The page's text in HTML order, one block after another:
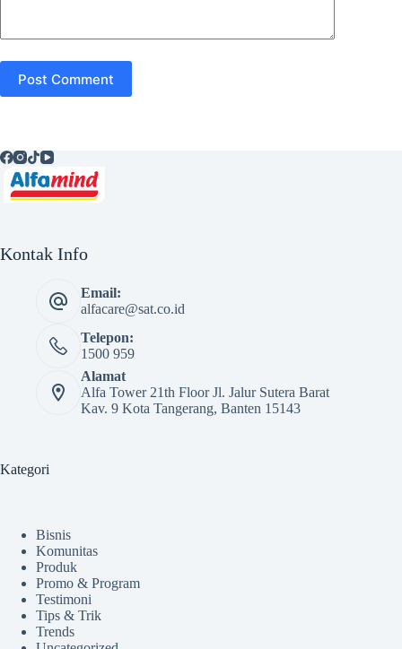
Post Comment
Kontak Info
Email:
alfacare@sat.co.id
Telepon:
1500 959
Alamat
Alfa Tower 21th Floor Jl. Jalur Sutera Barat
Kav. 9 Kota Tangerang, Banten 15143
Kategori
Bisnis
Komunitas
Produk
Promo & Program
Testimoni
Tips & Trik
Trends